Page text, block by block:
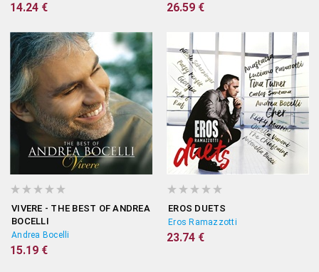
14.24 € 26.59 €
VIVERE - THE BEST OF ANDREA
BOCELLI
Andrea Bocelli
15.19 €
EROS DUETS
Eros Ramazzotti
23.74 €